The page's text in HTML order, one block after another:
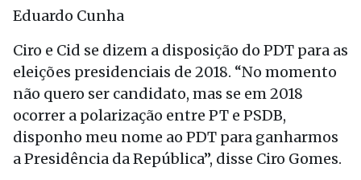
Eduardo Cunha
Ciro e Cid se dizem a disposição do PDT para as
eleições presidenciais de 2018. “No momento
não quero ser candidato, mas se em 2018
ocorrer a polarização entre PT e PSDB,
disponho meu nome ao PDT para ganharmos
a Presidência da República”, disse Ciro Gomes.